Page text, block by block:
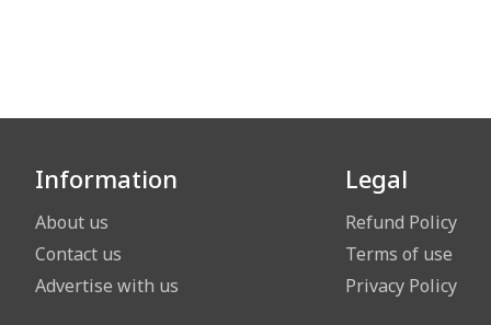
Information
About us
Contact us
Advertise with us
Legal
Refund Policy
Terms of use
Privacy Policy